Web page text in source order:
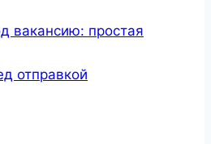
вакансию: простая
отправкой